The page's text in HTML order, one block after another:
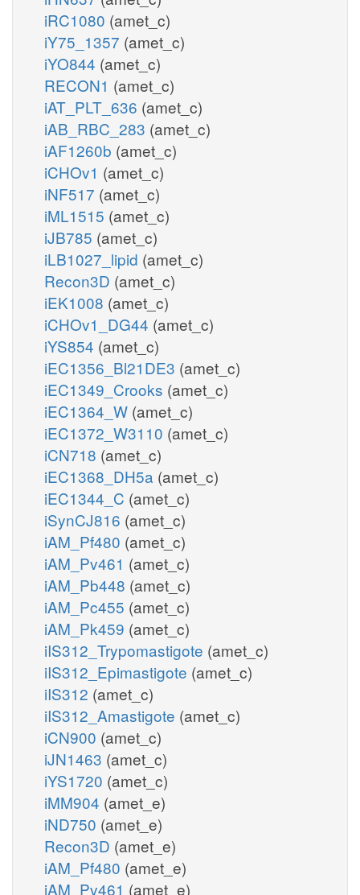
iRC1080 (amet_c)
iY75_1357 (amet_c)
iYO844 (amet_c)
RECON1 (amet_c)
iAT_PLT_636 (amet_c)
iAB_RBC_283 (amet_c)
iAF1260b (amet_c)
iCHOv1 (amet_c)
iNF517 (amet_c)
iML1515 (amet_c)
iJB785 (amet_c)
iLB1027_lipid (amet_c)
Recon3D (amet_c)
iEK1008 (amet_c)
iCHOv1_DG44 (amet_c)
iYS854 (amet_c)
iEC1356_Bl21DE3 (amet_c)
iEC1349_Crooks (amet_c)
iEC1364_W (amet_c)
iEC1372_W3110 (amet_c)
iCN718 (amet_c)
iEC1368_DH5a (amet_c)
iEC1344_C (amet_c)
iSynCJ816 (amet_c)
iAM_Pf480 (amet_c)
iAM_Pv461 (amet_c)
iAM_Pb448 (amet_c)
iAM_Pc455 (amet_c)
iAM_Pk459 (amet_c)
iIS312_Trypomastigote (amet_c)
iIS312_Epimastigote (amet_c)
iIS312 (amet_c)
iIS312_Amastigote (amet_c)
iCN900 (amet_c)
iJN1463 (amet_c)
iYS1720 (amet_c)
iMM904 (amet_e)
iND750 (amet_e)
Recon3D (amet_e)
iAM_Pf480 (amet_e)
iAM_Pv461 (amet_e)